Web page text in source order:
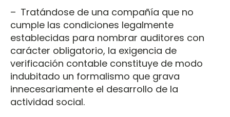
– Tratándose de una compañía que no
cumple las condiciones legalmente
establecidas para nombrar auditores con
carácter obligatorio, la exigencia de
verificación contable constituye de modo
indubitado un formalismo que grava
innecesariamente el desarrollo de la
actividad social.